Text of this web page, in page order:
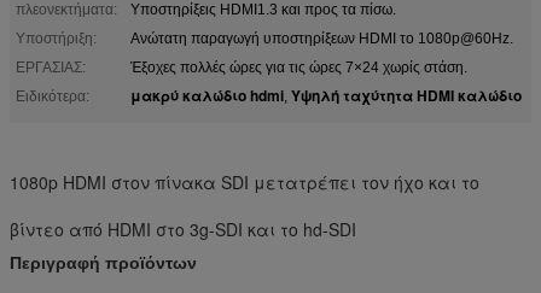
πλεονεκτήματα:
Υποστηρίξεις HDMI1.3 και προς τα πίσω.
Υποστήριξη:
Ανώτατη παραγωγή υποστηρίξεων HDMI το 1080p@60Hz.
ΕΡΓΑΣΙΑΣ:
Έξοχες πολλές ώρες για τις ώρες 7×24 χωρίς στάση.
Ειδικότερα:
μακρύ καλώδιο hdmi, Υψηλή ταχύτητα HDMI καλώδιο
1080p HDMI στον πίνακα SDI μετατρέπει τον ήχο και το
βίντεο από HDMI στο 3g-SDI και το hd-SDI
Περιγραφή προϊόντων